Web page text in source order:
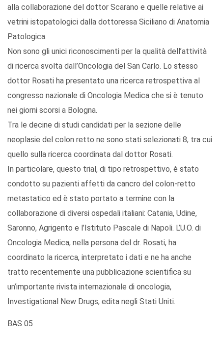
alla collaborazione del dottor Scarano e quelle relative ai
vetrini istopatologici dalla dottoressa Siciliano di Anatomia
Patologica.
Non sono gli unici riconoscimenti per la qualità dell’attività
di ricerca svolta dall’Oncologia del San Carlo. Lo stesso
dottor Rosati ha presentato una ricerca retrospettiva al
congresso nazionale di Oncologia Medica che si è tenuto
nei giorni scorsi a Bologna.
Tra le decine di studi candidati per la sezione delle
neoplasie del colon retto ne sono stati selezionati 8, tra cui
quello sulla ricerca coordinata dal dottor Rosati.
In particolare, questo trial, di tipo retrospettivo, è stato
condotto su pazienti affetti da cancro del colon-retto
metastatico ed è stato portato a termine con la
collaborazione di diversi ospedali italiani: Catania, Udine,
Saronno, Agrigento e l’Istituto Pascale di Napoli. L’U.O. di
Oncologia Medica, nella persona del dr. Rosati, ha
coordinato la ricerca, interpretato i dati e ne ha anche
tratto recentemente una pubblicazione scientifica su
un’importante rivista internazionale di oncologia,
Investigational New Drugs, edita negli Stati Uniti.
BAS 05